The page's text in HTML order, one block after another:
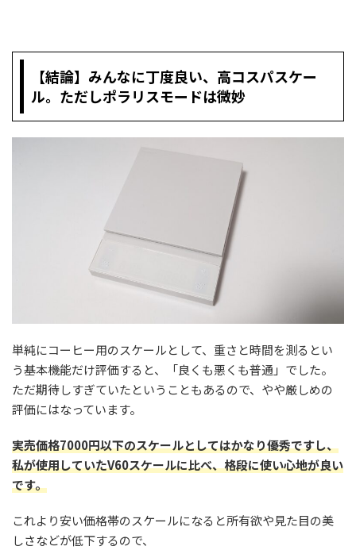
【結論】みんなに丁度良い、高コスパスケー
ル。ただしポラリスモードは微妙
単純にコーヒー用のスケールとして、重さと時間を測るとい
う基本機能だけ評価すると、「良くも悪くも普通」でした。
ただ期待しすぎていたということもあるので、やや厳しめの
評価にはなっています。
実売価格7000円以下のスケールとしてはかなり優秀ですし、
私が使用していたV60スケールに比べ、格段に使い心地が良い
です。
これより安い価格帯のスケールになると所有欲や見た目の美
しさなどが低下するので、